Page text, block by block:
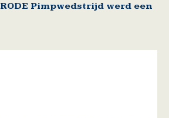
RODE Pimpwedstrijd werd een